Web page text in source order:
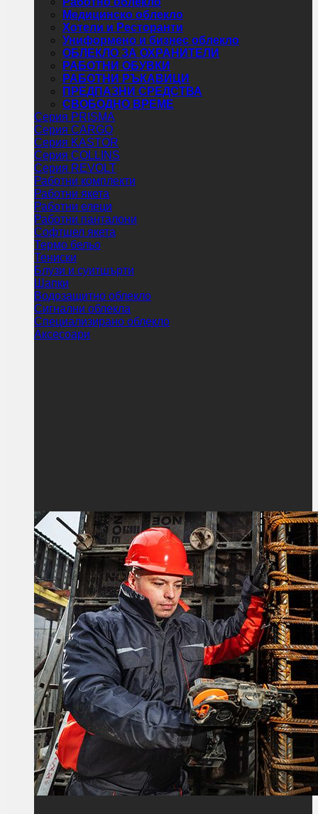
Медицинско облекло
Хотели и Ресторанти
Униформено и бизнес облекло
ОБЛЕКЛО ЗА ОХРАНИТЕЛИ
РАБОТНИ ОБУВКИ
РАБОТНИ РЪКАВИЦИ
ПРЕДПАЗНИ СРЕДСТВА
СВОБОДНО ВРЕМЕ
Серия PRISMA
Серия CARGO
Серия KASTOR
Серия COLLINS
Серия REVOLT
Работни комплекти
Работни якета
Работни елеци
Работни панталони
Софтшел якета
Термо бельо
Тениски
Блузи и суитшърти
Шапки
Водозащитно облекло
Сигнални облекла
Специализирано облекло
Аксесоари